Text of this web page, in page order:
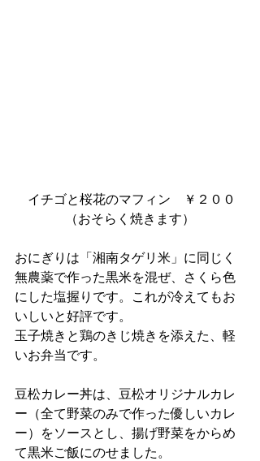
（おそらく焼きます）
おにぎりは「湘南タゲリ米」に同じく
無農薬で作った黒米を混ぜ、さくら色
にした塩握りです。これが冷えてもお
いしいと好評です。
玉子焼きと鶏のきじ焼きを添えた、軽
いお弁当です。
豆松カレー丼は、豆松オリジナルカレ
ー（全て野菜のみで作った優しいカレ
ー）をソースとし、揚げ野菜をからめ
て黒米ご飯にのせました。